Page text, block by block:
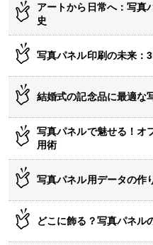
アートから日常へ：写真
史
写真パネル印刷の未来：
結婚式の記念品に最適な
写真パネルで魅せる！オ
用術
写真パネル用データの作
どこに飾る？写真パネル